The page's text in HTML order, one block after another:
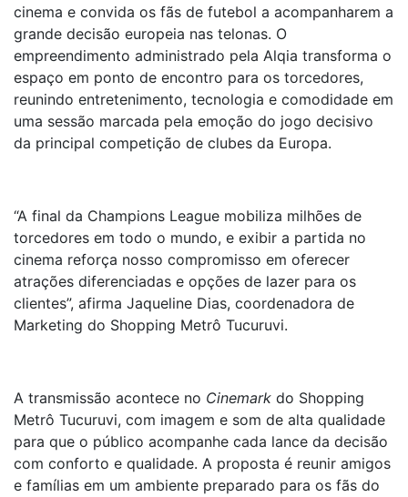
cinema e convida os fãs de futebol a acompanharem a
grande decisão europeia nas telonas. O
empreendimento administrado pela Alqia transforma o
espaço em ponto de encontro para os torcedores,
reunindo entretenimento, tecnologia e comodidade em
uma sessão marcada pela emoção do jogo decisivo
da principal competição de clubes da Europa.
“A final da Champions League mobiliza milhões de
torcedores em todo o mundo, e exibir a partida no
cinema reforça nosso compromisso em oferecer
atrações diferenciadas e opções de lazer para os
clientes”, afirma Jaqueline Dias, coordenadora de
Marketing do Shopping Metrô Tucuruvi.
A transmissão acontece no Cinemark do Shopping
Metrô Tucuruvi, com imagem e som de alta qualidade
para que o público acompanhe cada lance da decisão
com conforto e qualidade. A proposta é reunir amigos
e famílias em um ambiente preparado para os fãs do